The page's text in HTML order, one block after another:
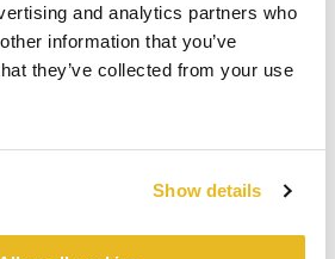
and analytics partners who
information that you’ve
they’ve collected from your use
Show details